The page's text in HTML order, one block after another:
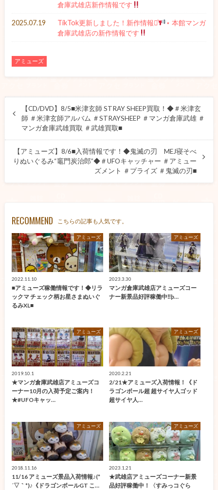
倉庫武雄店新作情報です
2025.07.19 TikTok更新しました！新作情報⋆͛
⋆ 本館マンガ
倉庫武雄店の新作情報です
アミューズ
【CD/DVD】8/5■米津玄師 STRAY SHEEP買取！◆＃米津玄
師 ＃米津玄師アルバム ＃STRAYSHEEP ＃マンガ倉庫武雄 ＃
マンガ倉庫武雄買取 ＃武雄買取■
【アミューズ】8/6■入荷情報です！◆鬼滅の刃 MEJ寝そべ
りぬいぐるみ“竈門炭治郎”◆＃UFOキャッチャー ＃アミュー
ズメント ＃プライズ ＃鬼滅の刃■
RECOMMEND こちらの記事も人気です。
アミューズ
2022.11.10
■アミューズ稼働情報です！◆リラ
ックマ チェック柄お星さまぬいぐ
るみXL■
アミューズ
2023.3.30
マンガ倉庫武雄店アミューズコー
ナー新景品好評稼働中‼þ…
アミューズ
2019.10.1
★マンガ倉庫武雄店アミューズコ
ーナー10月の入荷予定ご案内！
★#UFOキャッ…
アミューズ
2020.2.21
2/21★アミューズ入荷情報！《ド
ラゴンボール超 超サイヤ人ゴッド
超サイヤ人…
アミューズ
2018.11.16
11/16 アミューズ景品入荷情報♪(*
´▽｀*)♪《ドラゴンボールGT こ…
アミューズ
2023.1.21
★武雄店アミューズコーナー新景
品好評稼働中！〈すみっコぐら